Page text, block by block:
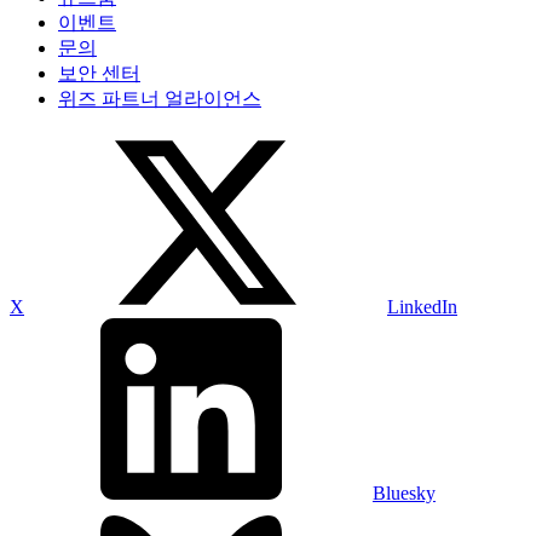
이벤트
문의
보안 센터
위즈 파트너 얼라이언스
X LinkedIn
Bluesky